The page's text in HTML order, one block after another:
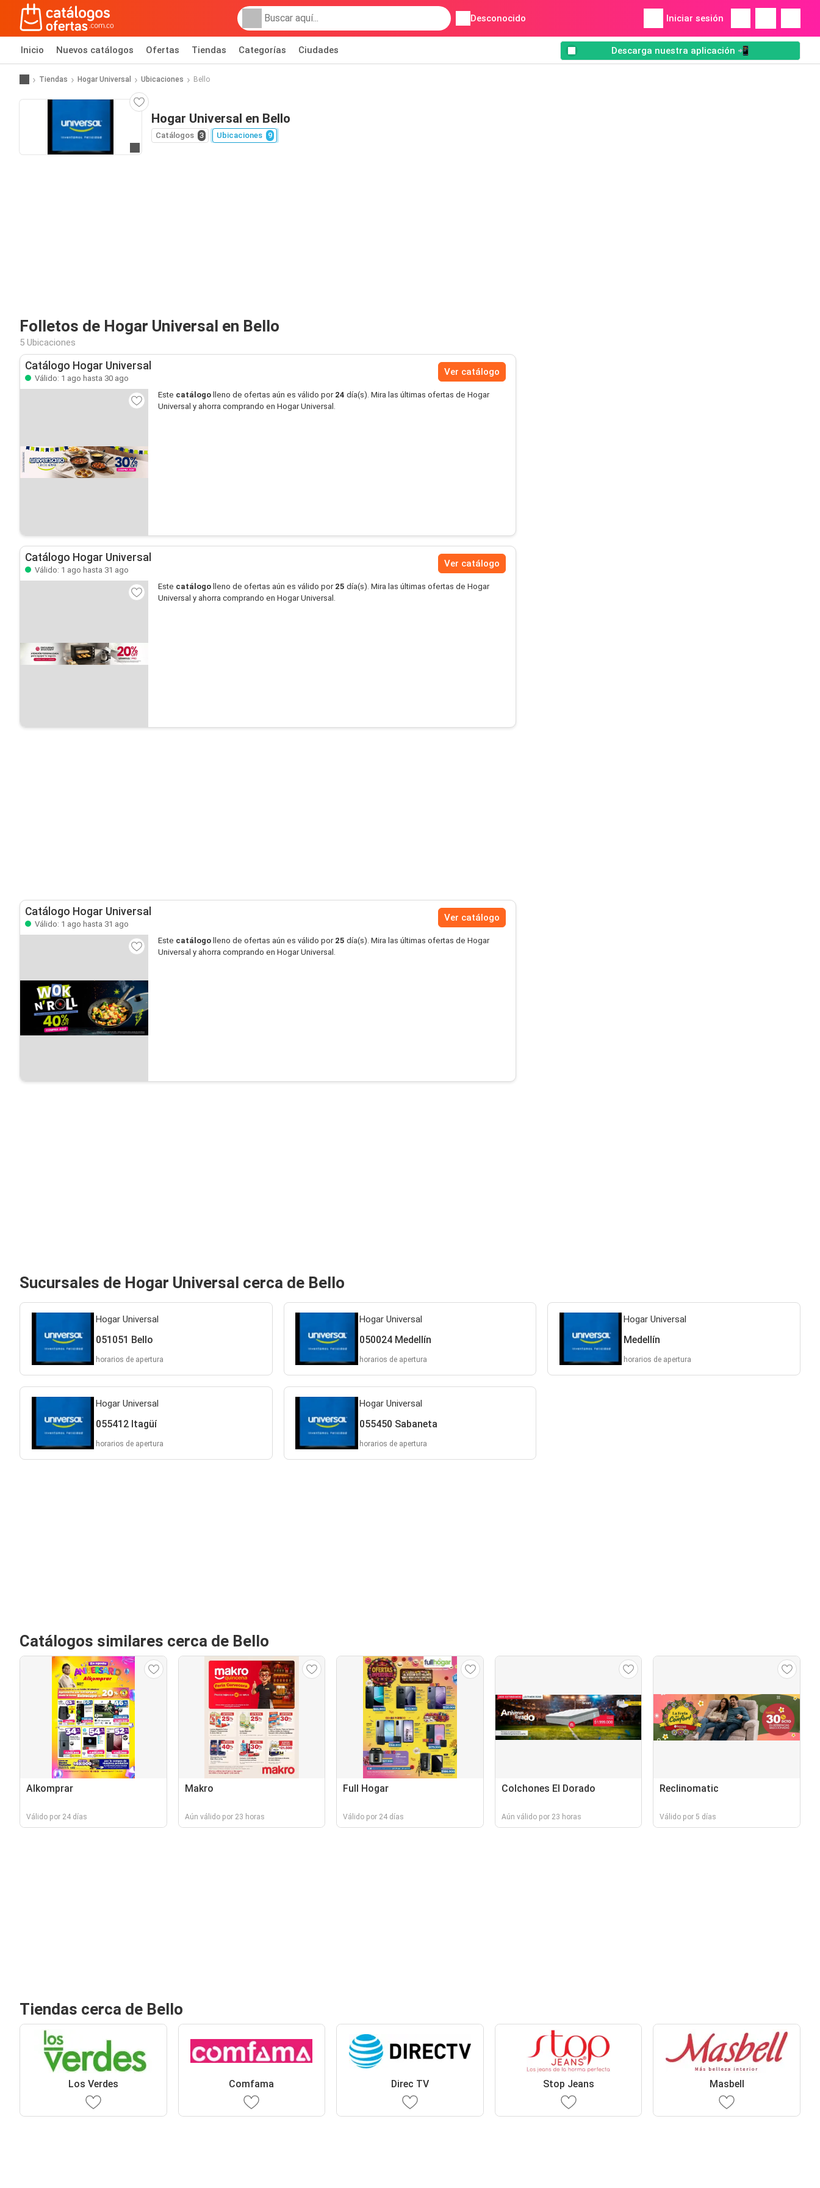
Desconocido Iniciar sesión
Inicio Nuevos catálogos Ofertas Tiendas Categorías Ciudades Descarga nuestra aplicación 📲
Tiendas Hogar Universal Ubicaciones Bello
Hogar Universal en Bello
Catálogos 3 Ubicaciones 9
Folletos de Hogar Universal en Bello
5 Ubicaciones
Catálogo Hogar Universal
Válido: 1 ago hasta 30 ago
Ver catálogo
Este catálogo lleno de ofertas aún es válido por 24 día(s). Mira las últimas ofertas de Hogar
Universal y ahorra comprando en Hogar Universal.
Catálogo Hogar Universal
Válido: 1 ago hasta 31 ago
Ver catálogo
Este catálogo lleno de ofertas aún es válido por 25 día(s). Mira las últimas ofertas de Hogar
Universal y ahorra comprando en Hogar Universal.
Catálogo Hogar Universal
Válido: 1 ago hasta 31 ago
Ver catálogo
Este catálogo lleno de ofertas aún es válido por 25 día(s). Mira las últimas ofertas de Hogar
Universal y ahorra comprando en Hogar Universal.
Sucursales de Hogar Universal cerca de Bello
Hogar Universal
051051 Bello
horarios de apertura
Hogar Universal
050024 Medellín
horarios de apertura
Hogar Universal
Medellín
horarios de apertura
Hogar Universal
055412 Itagüí
horarios de apertura
Hogar Universal
055450 Sabaneta
horarios de apertura
Catálogos similares cerca de Bello
Alkomprar
Válido por 24 días
Makro
Aún válido por 23 horas
Full Hogar
Válido por 24 días
Colchones El Dorado
Aún válido por 23 horas
Reclinomatic
Válido por 5 días
Tiendas cerca de Bello
Los Verdes Comfama Direc TV Stop Jeans Masbell